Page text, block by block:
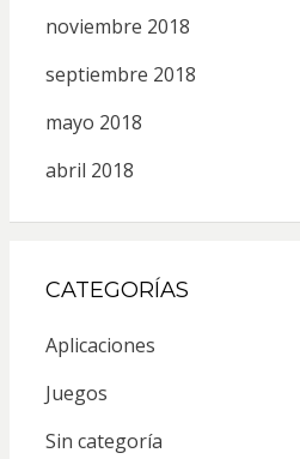
noviembre 2018
septiembre 2018
mayo 2018
abril 2018
CATEGORÍAS
Aplicaciones
Juegos
Sin categoría